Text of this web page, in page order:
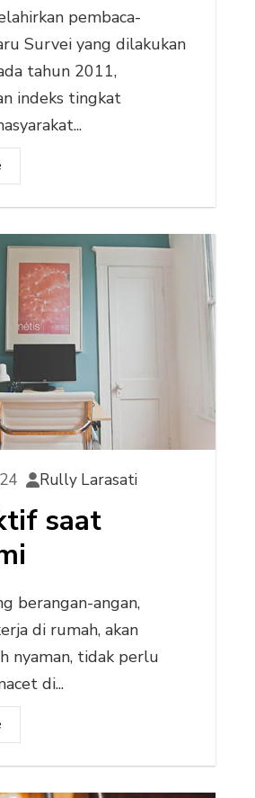
pembaca-
Survei yang dilakukan
tahun 2011,
indeks tingkat
Rully Larasati
saat
berangan-angan,
di rumah, akan
nyaman, tidak perlu
di...